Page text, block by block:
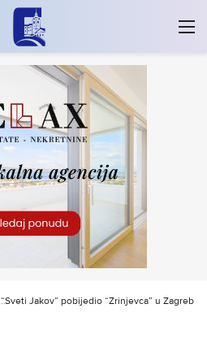
“Sveti Jakov” pobijedio “Zrinjevca” u Zagrebu